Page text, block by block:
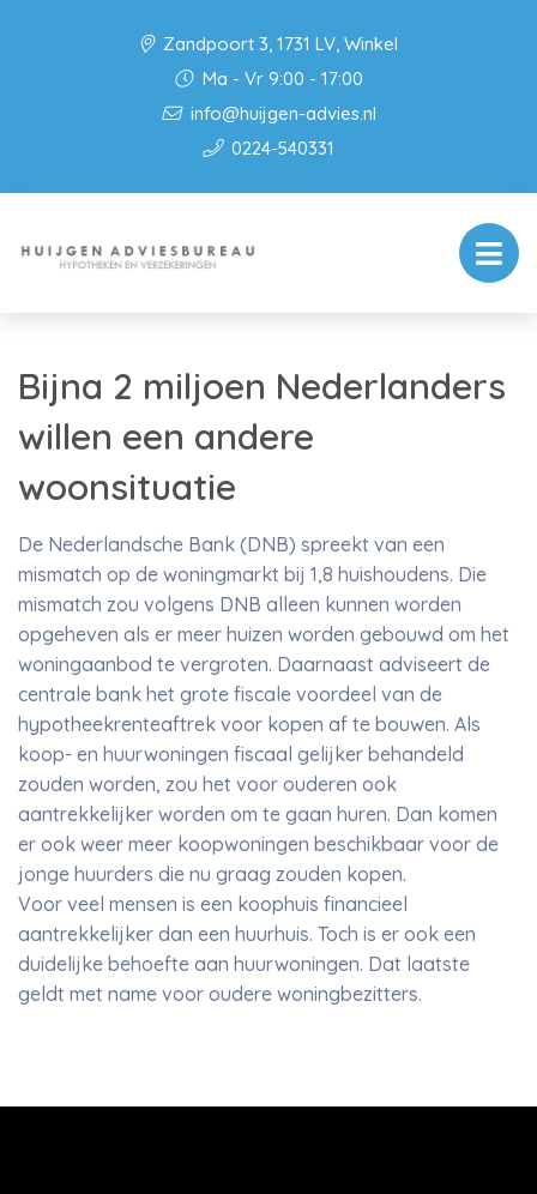
Zandpoort 3, 1731 LV, Winkel
Ma - Vr 9:00 - 17:00
info@huijgen-advies.nl
0224-540331
Bijna 2 miljoen Nederlanders
willen een andere
woonsituatie
De Nederlandsche Bank (DNB) spreekt van een
mismatch op de woningmarkt bij 1,8 huishoudens. Die
mismatch zou volgens DNB alleen kunnen worden
opgeheven als er meer huizen worden gebouwd om het
woningaanbod te vergroten. Daarnaast adviseert de
centrale bank het grote fiscale voordeel van de
hypotheekrenteaftrek voor kopen af te bouwen. Als
koop- en huurwoningen fiscaal gelijker behandeld
zouden worden, zou het voor ouderen ook
aantrekkelijker worden om te gaan huren. Dan komen
er ook weer meer koopwoningen beschikbaar voor de
jonge huurders die nu graag zouden kopen.
Voor veel mensen is een koophuis financieel
aantrekkelijker dan een huurhuis. Toch is er ook een
duidelijke behoefte aan huurwoningen. Dat laatste
geldt met name voor oudere woningbezitters.